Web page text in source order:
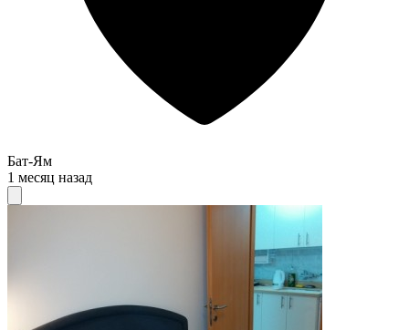
Бат-Ям
1 месяц назад